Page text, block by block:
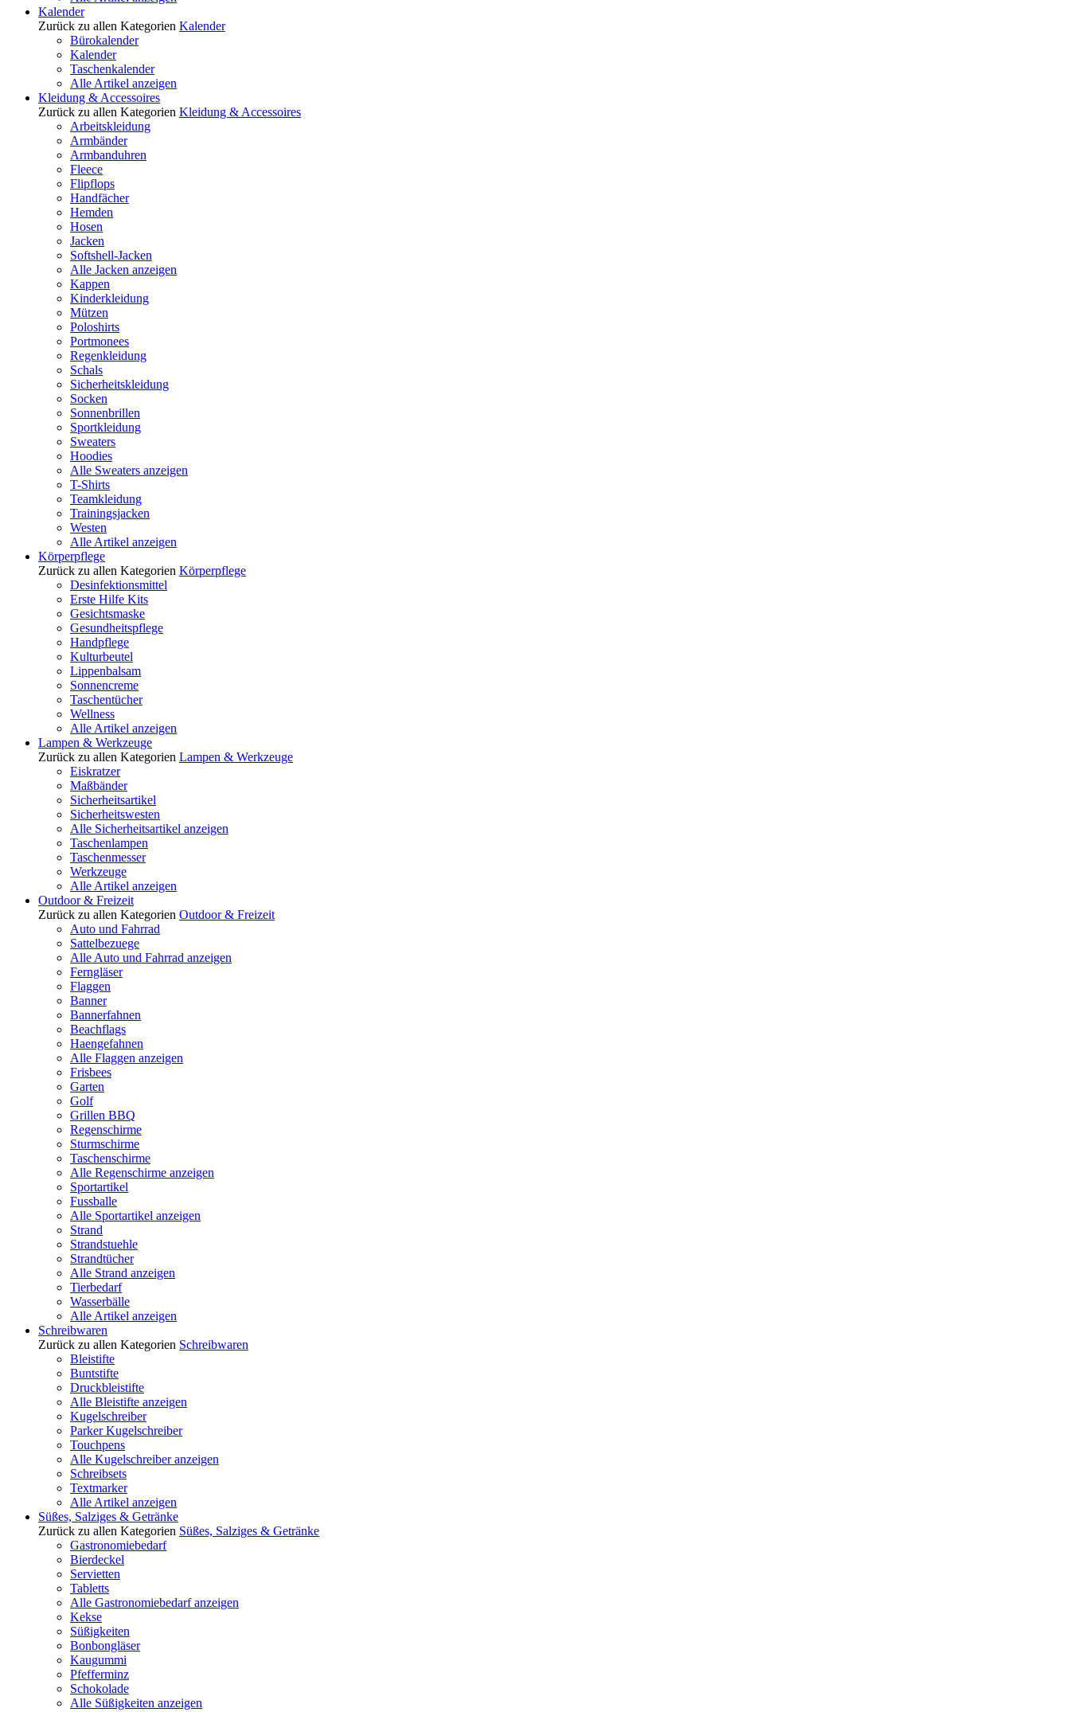
Kalender
Zurück zu allen Kategorien Kalender
Bürokalender
Kalender
Taschenkalender
Alle Artikel anzeigen
Kleidung & Accessoires
Zurück zu allen Kategorien Kleidung & Accessoires
Arbeitskleidung
Armbänder
Armbanduhren
Fleece
Flipflops
Handfächer
Hemden
Hosen
Jacken
Softshell-Jacken
Alle Jacken anzeigen
Kappen
Kinderkleidung
Mützen
Poloshirts
Portmonees
Regenkleidung
Schals
Sicherheitskleidung
Socken
Sonnenbrillen
Sportkleidung
Sweaters
Hoodies
Alle Sweaters anzeigen
T-Shirts
Teamkleidung
Trainingsjacken
Westen
Alle Artikel anzeigen
Körperpflege
Zurück zu allen Kategorien Körperpflege
Desinfektionsmittel
Erste Hilfe Kits
Gesichtsmaske
Gesundheitspflege
Handpflege
Kulturbeutel
Lippenbalsam
Sonnencreme
Taschentücher
Wellness
Alle Artikel anzeigen
Lampen & Werkzeuge
Zurück zu allen Kategorien Lampen & Werkzeuge
Eiskratzer
Maßbänder
Sicherheitsartikel
Sicherheitswesten
Alle Sicherheitsartikel anzeigen
Taschenlampen
Taschenmesser
Werkzeuge
Alle Artikel anzeigen
Outdoor & Freizeit
Zurück zu allen Kategorien Outdoor & Freizeit
Auto und Fahrrad
Sattelbezuege
Alle Auto und Fahrrad anzeigen
Ferngläser
Flaggen
Banner
Bannerfahnen
Beachflags
Haengefahnen
Alle Flaggen anzeigen
Frisbees
Garten
Golf
Grillen BBQ
Regenschirme
Sturmschirme
Taschenschirme
Alle Regenschirme anzeigen
Sportartikel
Fussballe
Alle Sportartikel anzeigen
Strand
Strandstuehle
Strandtücher
Alle Strand anzeigen
Tierbedarf
Wasserbälle
Alle Artikel anzeigen
Schreibwaren
Zurück zu allen Kategorien Schreibwaren
Bleistifte
Buntstifte
Druckbleistifte
Alle Bleistifte anzeigen
Kugelschreiber
Parker Kugelschreiber
Touchpens
Alle Kugelschreiber anzeigen
Schreibsets
Textmarker
Alle Artikel anzeigen
Süßes, Salziges & Getränke
Zurück zu allen Kategorien Süßes, Salziges & Getränke
Gastronomiebedarf
Bierdeckel
Servietten
Tabletts
Alle Gastronomiebedarf anzeigen
Kekse
Süßigkeiten
Bonbongläser
Kaugummi
Pfefferminz
Schokolade
Alle Süßigkeiten anzeigen